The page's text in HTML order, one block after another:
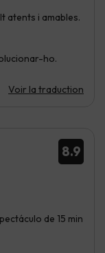
atents i amables.
ho.
Voir la traduction
8.9
de 15 min